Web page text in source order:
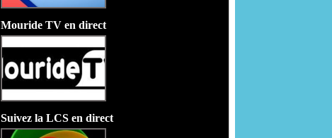
Mouride TV en direct
Suivez la LCS en direct